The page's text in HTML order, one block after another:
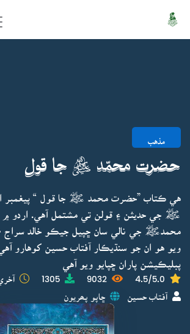
مذهب
حضرت محمّد ﷺ جا قول
هي ڪتاب ”حضرت محمد ﷺ جا قول “ پيغمبر
ﷺ جي حديثن ۽ قولن تي مشتمل آهي. اردو ۾
محمدﷺ جي نالي سان ڇپيل جيڪو خالد سراج
ويو هو ان جو سنڌيڪار آفتاب حسين کوهارو
پبليڪيشن پاران ڇپايو ويو آهي
4.5/5.0
9032
1305
آفتاب حسين ڇاپو پھريون